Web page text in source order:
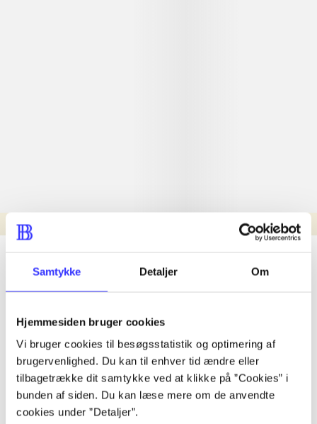
Samtykke Detaljer Om
Hjemmesiden bruger cookies
Vi bruger cookies til besøgsstatistik og optimering af
brugervenlighed. Du kan til enhver tid ændre eller
tilbagetrække dit samtykke ved at klikke på ”Cookies” i
bunden af siden. Du kan læse mere om de anvendte
cookies under ”Detaljer”.
Nyhed
lorem ipsum dolor sit amet ...
lorem ipsum dolor sit amet ...
lorem ipsum dolor sit amet ...
lorem ipsum dolor sit amet ...
lorem ipsum dolor sit amet ...
lorem ipsum dolor sit amet ...